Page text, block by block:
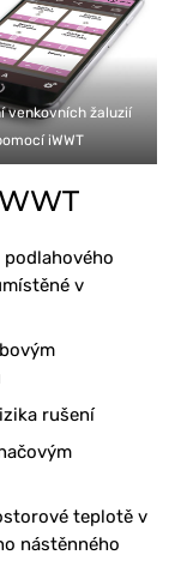
venkovních žaluzií
iWWT
v
rušení
teplotě v
nástěnného